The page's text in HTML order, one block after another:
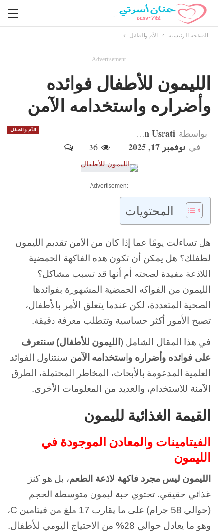
الصفحة الرئيسية الأم والطفل
- Advertisement -
الليمون للأطفال فوائده
وأضراره واستخدامه الآمن
الأم والطفل بواسطة Hanan Usrati
في نوفمبر 17, 2025
- Advertisement -
المحتويات
هل تساءلت يومًا عما إذا كان من الآمن تقديم الليمون
لطفلك؟ هل يمكن أن تكون هذه الفاكهة الحمضية
اللاذعة مفيدة لصحته أم أنها قد تسبب مشاكل؟
الليمون من الفواكه الحمضية المشهورة بفوائدها
الصحية المتعددة، لكن عندما يتعلق الأمر بالأطفال،
تصبح الأمور أكثر حساسية وتتطلب معرفة دقيقة.
في هذا المقال الشامل ( الليمون للأطفال) سنتعرف
على فوائده وأضراره واستخدامه الآمن سنتناول الفوائد
العلمية المدعومة بالأبحاث، المخاطر المحتملة، الطرق
الآمنة للاستخدام، والعديد من المعلومات الأخرى.
القيمة الغذائية لليمون
الفيتامينات والمعادن الموجودة في
الليمون
الليمون ليس مجرد فاكهة لاذعة الطعم، بل هو كنز
غذائي حقيقي. تحتوي حبة ليمون متوسطة الحجم
(حوالي 58 جرام) على ما يقارب 17 ملغ من فيتامين C،
وهو ما يعادل حوالي 28% من الاحتياج اليومي للأطفال.